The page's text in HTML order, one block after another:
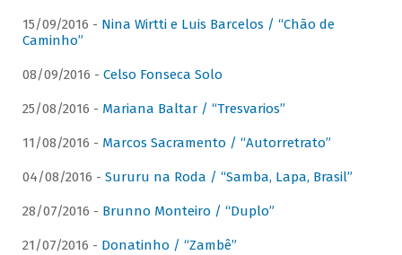
15/09/2016 - Nina Wirtti e Luis Barcelos / “Chão de
Caminho”
08/09/2016 - Celso Fonseca Solo
25/08/2016 - Mariana Baltar / “Tresvarios”
11/08/2016 - Marcos Sacramento / “Autorretrato”
04/08/2016 - Sururu na Roda / “Samba, Lapa, Brasil”
28/07/2016 - Brunno Monteiro / “Duplo”
21/07/2016 - Donatinho / “Zambê”